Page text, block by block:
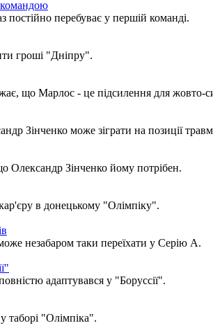
постійно перебуває у першій команді.
гроші "Дніпру".
що Марлос - це підсилення для жовто-
Зінченко може зіграти на позиції
Олександр Зінченко йому потрібен.
в донецькому "Олімпіку".
незабаром таки переїхати у Серію А.
адаптувався у "Боруссії".
таборі "Олімпіка".